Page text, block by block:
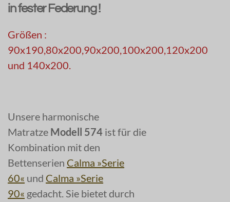
in fester Federung !
Größen :
90x190,80x200,90x200,100x200,120x200
und 140x200.
Unsere harmonische
Matratze Modell 574 ist für die
Kombination mit den
Bettenserien Calma »Serie
60« und Calma »Serie
90« gedacht. Sie bietet durch